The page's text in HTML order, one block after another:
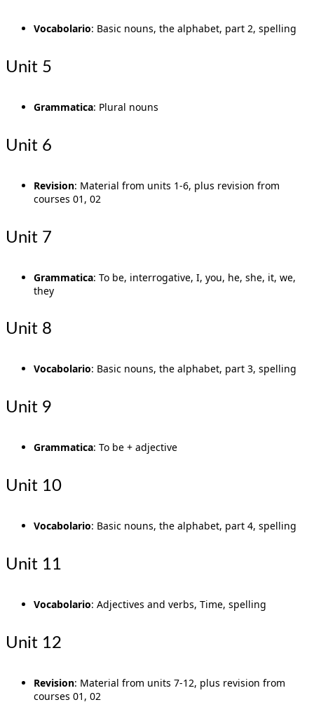
Vocabolario: Basic nouns, the alphabet, part 2, spelling
Unit 5
Grammatica: Plural nouns
Unit 6
Revision: Material from units 1-6, plus revision from
courses 01, 02
Unit 7
Grammatica: To be, interrogative, I, you, he, she, it, we,
they
Unit 8
Vocabolario: Basic nouns, the alphabet, part 3, spelling
Unit 9
Grammatica: To be + adjective
Unit 10
Vocabolario: Basic nouns, the alphabet, part 4, spelling
Unit 11
Vocabolario: Adjectives and verbs, Time, spelling
Unit 12
Revision: Material from units 7-12, plus revision from
courses 01, 02